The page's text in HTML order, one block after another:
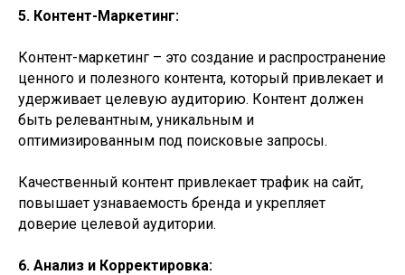
5. Контент-Маркетинг:
Контент-маркетинг – это создание и распространение
ценного и полезного контента, который привлекает и
удерживает целевую аудиторию. Контент должен
быть релевантным, уникальным и
оптимизированным под поисковые запросы.
Качественный контент привлекает трафик на сайт,
повышает узнаваемость бренда и укрепляет
доверие целевой аудитории.
6. Анализ и Корректировка: